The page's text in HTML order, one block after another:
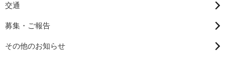
交通
募集・ご報告
その他のお知らせ